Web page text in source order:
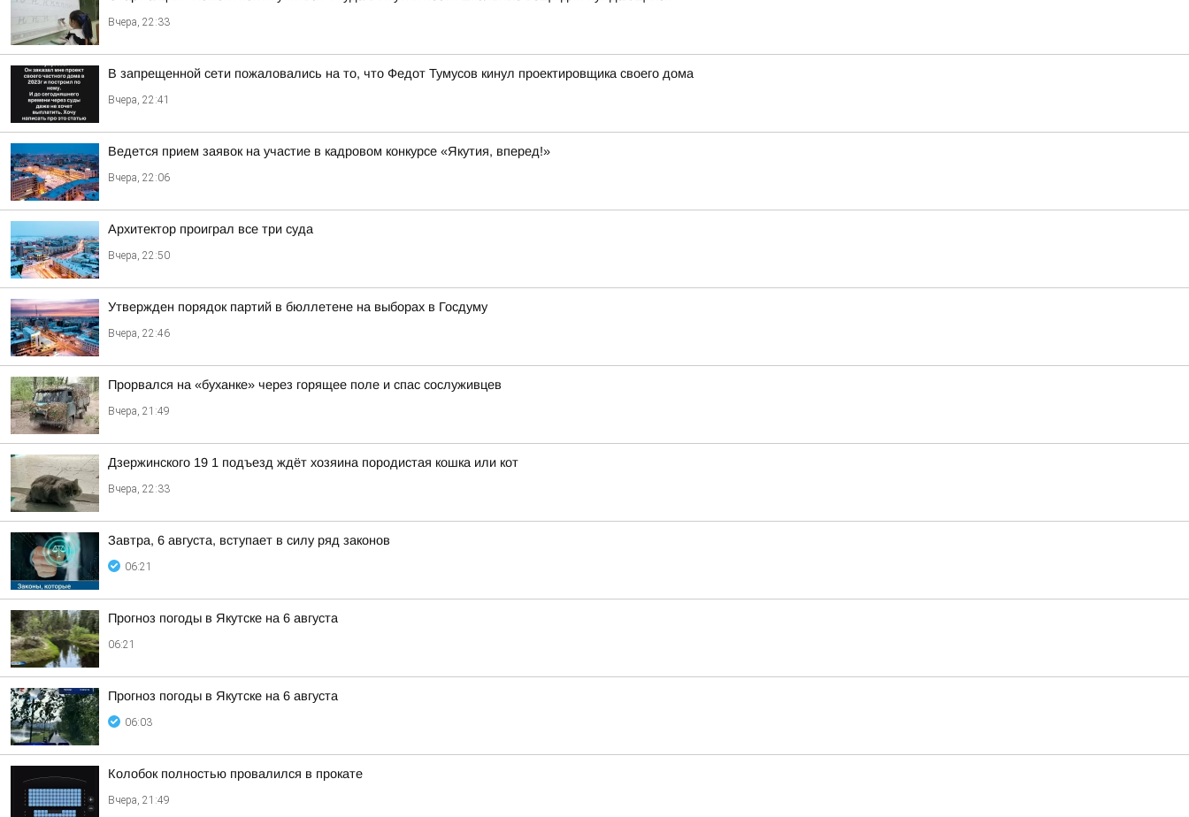
Вчера, 22:33
В запрещенной сети пожаловались на то, что Федот Тумусов кинул проектировщика своего дома
Вчера, 22:41
Ведется прием заявок на участие в кадровом конкурсе «Якутия, вперед!»
Вчера, 22:06
Архитектор проиграл все три суда
Вчера, 22:50
Утвержден порядок партий в бюллетене на выборах в Госдуму
Вчера, 22:46
Прорвался на «буханке» через горящее поле и спас сослуживцев
Вчера, 21:49
Дзержинского 19 1 подъезд ждёт хозяина породистая кошка или кот
Вчера, 22:33
Завтра, 6 августа, вступает в силу ряд законов
06:21
Прогноз погоды в Якутске на 6 августа
06:21
Прогноз погоды в Якутске на 6 августа
06:03
Колобок полностью провалился в прокате
Вчера, 21:49